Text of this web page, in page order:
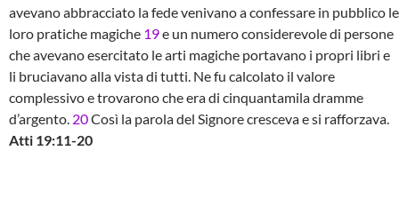
avevano abbracciato la fede venivano a confessare in pubblico le
loro pratiche magiche 19e un numero considerevole di persone
che avevano esercitato le arti magiche portavano i propri libri e
li bruciavano alla vista di tutti. Ne fu calcolato il valore
complessivo e trovarono che era di cinquantamila dramme
d’argento. 20Così la parola del Signore cresceva e si rafforzava.
Atti 19:11-20